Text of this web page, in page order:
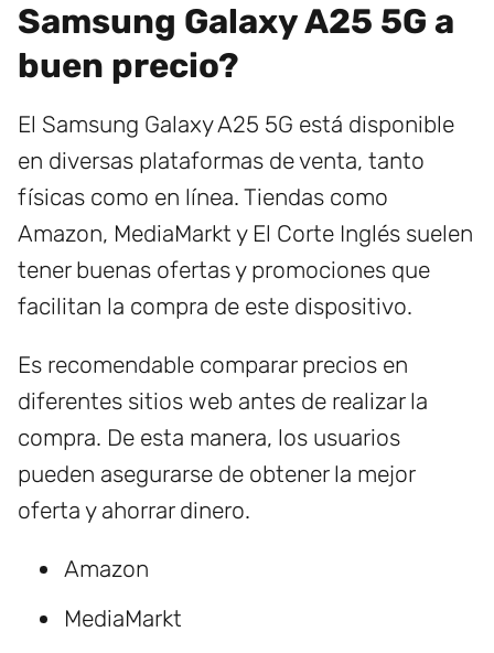
Samsung Galaxy A25 5G a
buen precio?
El Samsung Galaxy A25 5G está disponible
en diversas plataformas de venta, tanto
físicas como en línea. Tiendas como
Amazon, MediaMarkt y El Corte Inglés suelen
tener buenas ofertas y promociones que
facilitan la compra de este dispositivo.
Es recomendable comparar precios en
diferentes sitios web antes de realizar la
compra. De esta manera, los usuarios
pueden asegurarse de obtener la mejor
oferta y ahorrar dinero.
Amazon
MediaMarkt